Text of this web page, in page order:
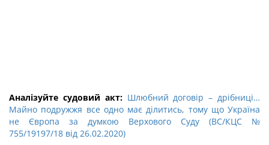
Аналізуйте судовий акт: Шлюбний договір – дрібниці…
Майно подружжя все одно має ділитись, тому що Україна
не Європа за думкою Верхового Суду (ВС/КЦС №
755/19197/18 від 26.02.2020)